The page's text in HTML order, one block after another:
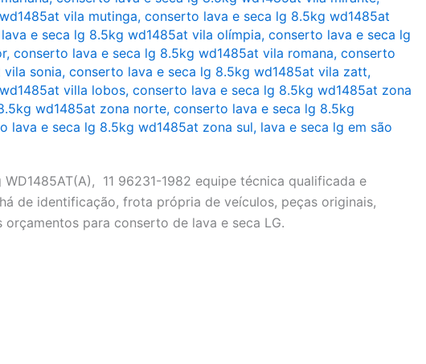
vila mutinga, conserto lava e seca lg 8.5kg wd1485at
e seca lg 8.5kg wd1485at vila olímpia, conserto lava e seca lg
, conserto lava e seca lg 8.5kg wd1485at vila romana, conserto
sonia, conserto lava e seca lg 8.5kg wd1485at vila zatt,
villa lobos, conserto lava e seca lg 8.5kg wd1485at zona
wd1485at zona norte, conserto lava e seca lg 8.5kg
lava e seca lg 8.5kg wd1485at zona sul, lava e seca lg em são
11 96231-1982 equipe técnica qualificada e
de identificação, frota própria de veículos, peças originais,
orçamentos para conserto de lava e seca LG.